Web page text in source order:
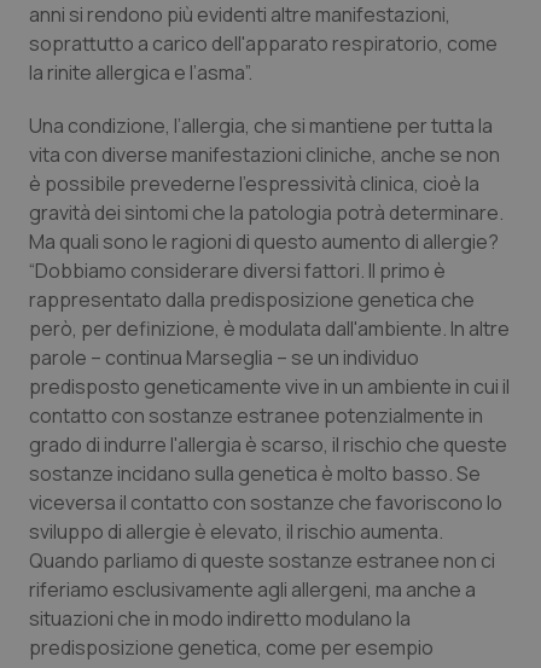
Marche
Molise
Piemonte
Provincia Autonoma di Bolzano
Provincia Autonoma di Trento
Puglia
Sardegna
Sicilia
Toscana
Umbria
Valle D’Aosta
Donna & Salute
Epatiti
HIV
Infezioni & Febbre
Ipertensione & Scompenso
Malattie rare
Malattia di Crohn & Rettocolite Ulcerosa
Neuroscienze & patologie neurodegenerative
Obesità
Oftalmologia
Oncodermatologia
anni si rendono più evidenti altre manifestazioni,
soprattutto a carico dell'apparato respiratorio, come
la rinite allergica e l’asma”.
Una condizione, l’allergia, che si mantiene per tutta la
vita con diverse manifestazioni cliniche, anche se non
è possibile prevederne l'espressività clinica, cioè la
gravità dei sintomi che la patologia potrà determinare.
Ma quali sono le ragioni di questo aumento di allergie?
“Dobbiamo considerare diversi fattori. Il primo è
rappresentato dalla predisposizione genetica che
però, per definizione, è modulata dall'ambiente. In altre
parole – continua Marseglia – se un individuo
predisposto geneticamente vive in un ambiente in cui il
contatto con sostanze estranee potenzialmente in
grado di indurre l'allergia è scarso, il rischio che queste
sostanze incidano sulla genetica è molto basso. Se
viceversa il contatto con sostanze che favoriscono lo
sviluppo di allergie è elevato, il rischio aumenta.
Quando parliamo di queste sostanze estranee non ci
riferiamo esclusivamente agli allergeni, ma anche a
situazioni che in modo indiretto modulano la
predisposizione genetica, come per esempio